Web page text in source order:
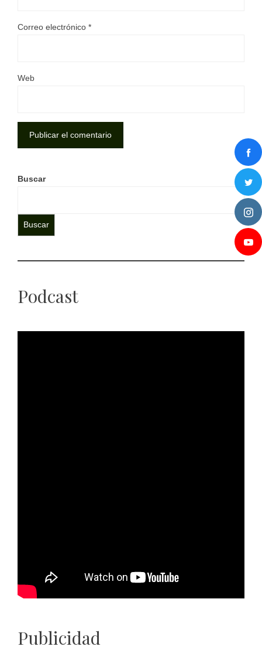
Correo electrónico *
Web
Buscar
Buscar
Podcast
Publicidad